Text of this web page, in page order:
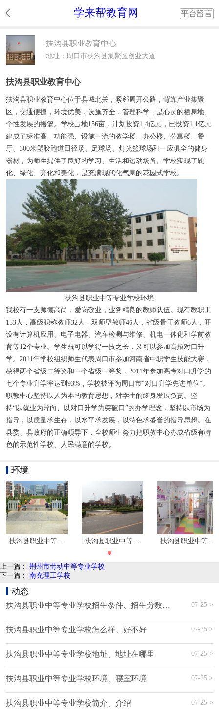
学来帮教育网 平台留言
扶沟县职业教育中心
地址：周口市扶沟县集聚区创业大道
扶沟县职业教育中心
扶沟县职业教育中心位于县城北关，紧邻周开公路，背靠产业集聚
区，交通便捷，环境优美，设施齐全，管理科学，是心灵的栖息地、
个性发展的摇篮。学校占地156亩，计划投资1.4亿元，已投资1.1亿元
建成了标准高、功能强、设施一流的教学楼、办公楼、公寓楼、餐
厅、300米塑胶跑道田径场、足球场、灯光篮球场和一应俱全的健身
器材，为师生提供了良好的学习、生活和运动场所。学校实现了硬
化、绿化、亮化和美化，是充满现代化气息的花园式学校。
扶沟县职业中等专业学校环境
我校有一支师德高尚，爱岗敬业，业务精良的教师队伍。现有教职工
153人，高级职称教师32人，双师型教师46人，省级骨干教师6人，开
设有计算机应用、电子电器、汽车检测与维修、机电一体化和学前教
育等12个专业。学生既可以学得一技之长，又可以参加高招对口升
学。2011年学校组织师生代表周口市参加河南省中职学生技能大赛，
获得两个省级二等奖和一个省级一等奖，2011年参加高考对口升学的
七个专业升学率达到93%，学校被评为周口市“对口升学先进单位”。
职教中心坚持以人为本的教育思想，对学生的终身发展负责。坚
持“以就业为导向、以对口升学为突破口”的办学理念，坚持以市场为
指导，以质量求生存，以水平求发展，以特色求盛誉的指导思想。在
县委、县政府的正确领导下，全校师生努力把职教中心办成省级有特
色的示范性学校、人民满意的学校。
环境
扶沟县职业中等专业学校环境扶沟县职业中等专业学校环境扶沟县职业中等专
上一篇： 荆州市劳动中等专业学校
下一篇： 南充理工学校
动态
扶沟县职业中等专业学校招生条件、招生分数、招生要求 07-25 >
扶沟县职业中等专业学校怎么样、好不好 07-25 >
扶沟县职业中等专业学校地址、地址在哪里 07-25 >
扶沟县职业中等专业学校环境、寝室环境 07-25 >
扶沟县职业中等专业学校简介、介绍 07-25 >